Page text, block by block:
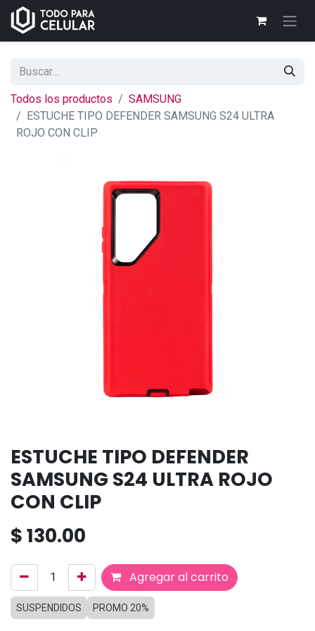
Todos los productos
SAMSUNG
ESTUCHE TIPO DEFENDER SAMSUNG S24 ULTRA
ROJO CON CLIP
ESTUCHE TIPO DEFENDER
SAMSUNG S24 ULTRA ROJO
CON CLIP
$130.00
Agregar al carrito
SUSPENDIDOS PROMO 20%